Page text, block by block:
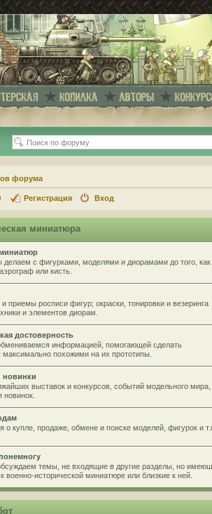
форума
Регистрация Вход
миниатюра
делаем с фигурками, моделями и диорамами до того, как
или кисть.
и приемы росписи фигур; окраски, тонировки и везеринга
и элементов диорам.
достоверность
информацией, помогающей сделать
похожими на их прототипы.
новинки
выставок и конкурсов, событий модельного мира,
новинок.
о купле, продаже, обмене и поиске моделей, фигурок и
темы, не входящие в другие разделы, но
военно-исторической миниатюре или близкие к ней.